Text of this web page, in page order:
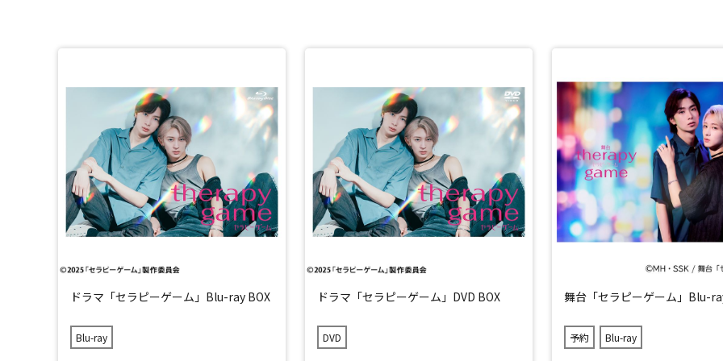
ドラマ「セラピーゲーム」Blu-ray BOX
Blu-ray
ドラマ「セラピーゲーム」DVD BOX
DVD
舞台「セラピーゲーム」Blu-
予約 Blu-ray